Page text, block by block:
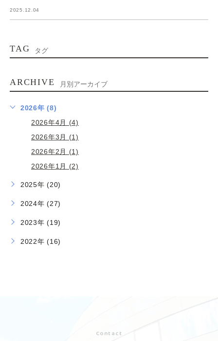
2025.12.04
TAG タグ
ARCHIVE 月別アーカイブ
2026年 (8)
2026年4月 (4)
2026年3月 (1)
2026年2月 (1)
2026年1月 (2)
2025年 (20)
2024年 (27)
2023年 (19)
2022年 (16)
Contact